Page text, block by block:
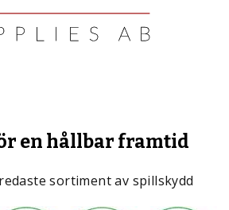
en hållbar framtid
sortiment av spillskydd